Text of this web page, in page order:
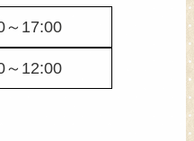
～17:00
～12:00